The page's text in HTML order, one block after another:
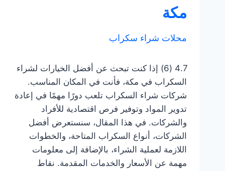
مكة
محلات شراء سكراب
4.7 (6) إذا كنت تبحث عن أفضل الخيارات لشراء
السكراب في مكة، فأنت في المكان المناسب.
شركات شراء السكراب تلعب دورًا مهمًا في إعادة
تدوير المواد وتوفير فرص اقتصادية للأفراد
والشركات. في هذا المقال، سنستعرض أفضل
الشركات، أنواع السكراب المتاحة، والخطوات
اللازمة لعملية الشراء، بالإضافة إلى معلومات
مهمة عن الأسعار والخدمات المقدمة. نقاط